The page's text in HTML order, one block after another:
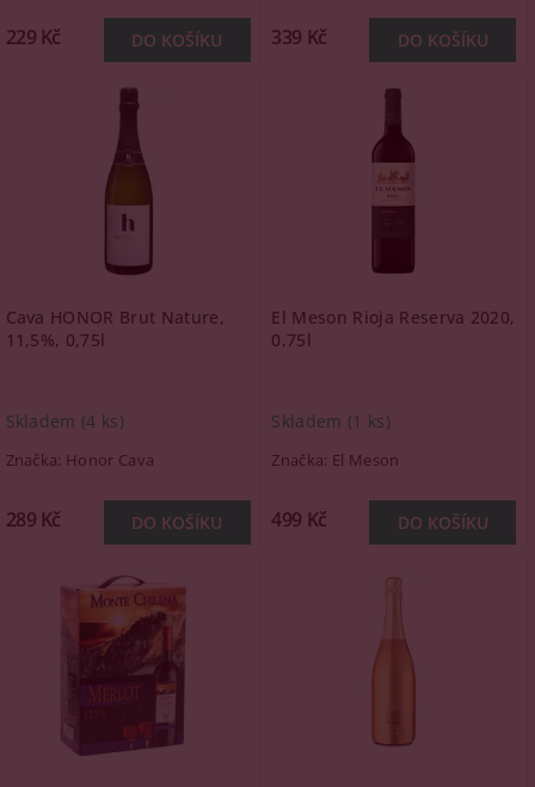
229 Kč 339 Kč
Cava HONOR Brut Nature,
11,5%, 0,75l
Skladem (4 ks)
Značka: Honor Cava
289 Kč
El Meson Rioja Reserva 2020,
0,75l
Skladem (1 ks)
Značka: El Meson
499 Kč